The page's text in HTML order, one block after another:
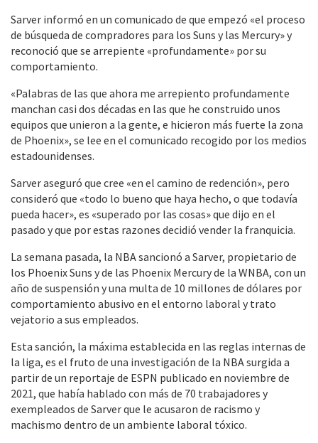
Sarver informó en un comunicado de que empezó «el proceso
de búsqueda de compradores para los Suns y las Mercury» y
reconoció que se arrepiente «profundamente» por su
comportamiento.
«Palabras de las que ahora me arrepiento profundamente
manchan casi dos décadas en las que he construido unos
equipos que unieron a la gente, e hicieron más fuerte la zona
de Phoenix», se lee en el comunicado recogido por los medios
estadounidenses.
Sarver aseguró que cree «en el camino de redención», pero
consideró que «todo lo bueno que haya hecho, o que todavía
pueda hacer», es «superado por las cosas» que dijo en el
pasado y que por estas razones decidió vender la franquicia.
La semana pasada, la NBA sancionó a Sarver, propietario de
los Phoenix Suns y de las Phoenix Mercury de la WNBA, con un
año de suspensión y una multa de 10 millones de dólares por
comportamiento abusivo en el entorno laboral y trato
vejatorio a sus empleados.
Esta sanción, la máxima establecida en las reglas internas de
la liga, es el fruto de una investigación de la NBA surgida a
partir de un reportaje de ESPN publicado en noviembre de
2021, que había hablado con más de 70 trabajadores y
exempleados de Sarver que le acusaron de racismo y
machismo dentro de un ambiente laboral tóxico.